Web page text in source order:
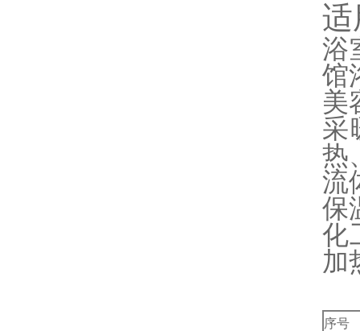
适
浴
馆
美
采
热
流
保
化
加
序号